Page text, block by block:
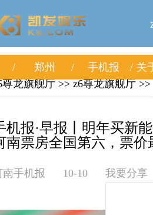
郑州 手机报 关
尊龙旗舰厅 >> z6尊龙旗舰厅 >>
机报·早报丨明年买新
南票房全国第六，票价
南手机报 10-10 我要分享